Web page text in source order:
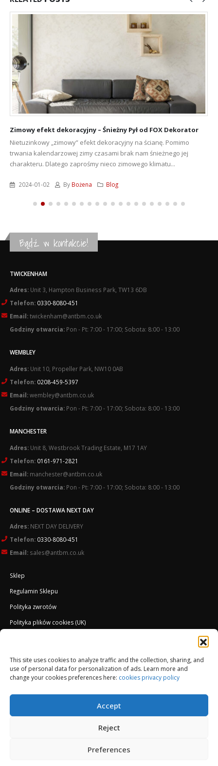
This site uses cookies to analyze traffic and the collection, sharing, and
use of personal data for personalization of ads. Learn more and
change your cookies preferences here: cookies privacy policy
Accept
Reject
Preferences
Zimowy efekt dekoracyjny – Śnieżny Pył od FOX Dekorator
Nietuzinkowy „zimowy” efekt dekoracyjny na ścianę. Pomimo
trwania kalendarzowej zimy czasami brak nam śnieżnego jej
charakteru. Dlatego zaprośmy nieco zimowego klimatu...
2024-01-02 By Bożena Blog
Bądź w kontakcie!
TWICKENHAM
Adres: Unit 3, Hampton Business Park, TW13 6DB
Telefon: 0330-8080-451
Email:twickenham@antbm.co.uk
Godziny otwarcia: Pon - Pt: 7:00 - 17:00; Sobota: 8:00 - 13:00
WEMBLEY
Adres: Unit 10, Propeller Park, NW10 0AB
Telefon: 0208-459-5397
Email:wembley@antbm.co.uk
Godziny otwarcia: Pon - Pt: 7:00 - 17:00; Sobota: 8:00 - 13:00
MANCHESTER
Adres: Unit 8, Westbrook Trading Estate, M17 1AY
Telefon: 0161-971-2821
Email: manchester@antbm.co.uk
Godziny otwarcia: Pon - Pt: 7:00 - 17:00; Sobota: 8:00 - 13:00
ONLINE – DOSTAWA NEXT DAY
Adres: NEXT DAY DELIVERY
Telefon: 0330-8080-451
Email: sales@antbm.co.uk
Sklep
Regulamin Sklepu
Polityka zwrotów
Polityka plików cookies (UK)